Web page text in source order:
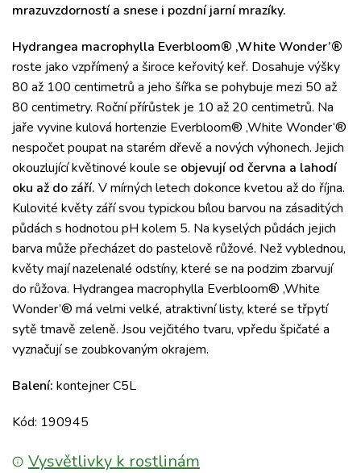
mrazuvzdorností a snese i pozdní jarní mrazíky.
Hydrangea macrophylla Everbloom® ‚White Wonder’®
roste jako vzpřímený a široce keřovitý keř. Dosahuje výšky
80 až 100 centimetrů a jeho šířka se pohybuje mezi 50 až
80 centimetry. Roční přírůstek je 10 až 20 centimetrů. Na
jaře vyvine kulová hortenzie Everbloom® ‚White Wonder’®
nespočet poupat na starém dřevě a nových výhonech. Jejich
okouzlující květinové koule se objevují od června a lahodí
oku až do září. V mírných letech dokonce kvetou až do října.
Kulovité květy září svou typickou bílou barvou na zásaditých
půdách s hodnotou pH kolem 5. Na kyselých půdách jejich
barva může přecházet do pastelově růžové. Než vyblednou,
květy mají nazelenalé odstíny, které se na podzim zbarvují
do růžova. Hydrangea macrophylla Everbloom® ‚White
Wonder’® má velmi velké, atraktivní listy, které se třpytí
sytě tmavě zeleně. Jsou vejčitého tvaru, vpředu špičaté a
vyznačují se zoubkovaným okrajem.
Balení: kontejner C5L
Kód: 190945
Vysvětlivky k rostlinám